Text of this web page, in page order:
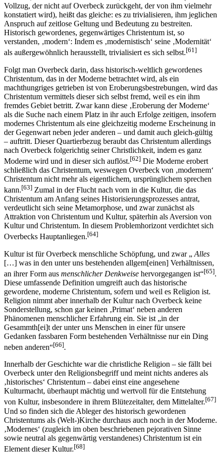
Vollzug, der nicht auf Overbeck zurückgeht, der von ihm vielmehr
konstatiert wird), heißt das gleiche: es zu trivialisieren, ihm jeglichen
Anspruch auf zeitlose Geltung und Bedeutung zu bestreiten.
Historisch gewordenes, gegenwärtiges Christentum ist, so
verstanden, ‚modern‘: Indem es ‚modernistisch‘ seine ‚Modernität‘
als außergewöhnlich herausstellt, trivialisiert es sich selbst.[61]
Folgt man Overbeck darin, dass historisch-weltlich gewordenes
Christentum, das in der Moderne betrachtet wird, als ein
machthungriges getrieben ist von Eroberungsbestrebungen, wird das
Christentum vermittels dieser sich selbst fremd, weil es ein ihm
fremdes Gebiet betritt. Zwar kann diese ‚Eroberung der Moderne‘
als die Suche nach einem Platz in ihr auch Erfolge zeitigen, insofern
modernes Christentum als eine gleichzeitig moderne Erscheinung in
der Gegenwart neben jeder anderen – und damit auch gleich-gültig
– auftritt. Dieser Quartierbezug beraubt das Christentum allerdings
nach Overbeck folgerichtig seiner Christlichkeit, indem es ganz
Moderne wird und in dieser sich auflöst.[62] Die Moderne erobert
schließlich das Christentum, weswegen Overbeck von ‚modernem‘
Christentum nicht mehr als eigentlichem, ursprünglichem sprechen
kann.[63] Zumal in der Flucht nach vorn in die Kultur, die das
Christentum am Anfang seines Historisierungsprozesses antrat,
verdeutlicht sich seine Metamorphose, und zwar zunächst als
Attraktion von Christentum und Kultur, späterhin als Aversion von
Kultur und Christentum. In diesem Problemhorizont verdichtet sich
Overbecks Hauptanliegen.[64]
Kultur ist für Overbeck menschliche Schöpfung, und zwar „ Alles
[…] was in den unter uns bestehenden allgem[einen] Verhältnissen,
an ihrer Form aus menschlicher Denkweise hervorgegangen ist“[65].
Diese umfassende Definition umgreift auch das historische
gewordene, moderne Christentum, sofern und weil es Religion ist.
Religion nimmt aber innerhalb der Kultur nach Overbeck keine
Sonderstellung, schon gar keinen ‚Primat‘ neben anderen
Phänomenen menschlicher Erfahrung ein. Sie ist „in der
Gesammth[ei]t der unter uns Menschen in einer für unsere
Gedanken fassbaren Form bestehenden Verhältnisse nur ein Ding
neben anderen“[66].
Innerhalb der Geschichte war die christliche Religion – sie fällt bei
Overbeck unter den Religionsbegriff und meint nichts anderes als
‚historisches‘ Christentum – dabei einst eine angesehene
Kulturmacht, überhaupt mächtig und wertvoll für die Entstehung
von Kultur, insbesondere in ihrem Blütezeitalter, dem Mittelalter.[67]
Und so finden sich die Ableger des historisch gewordenen
Christentums als (Welt-)Kirche durchaus auch noch in der Moderne.
‚Modernes‘ (zugleich im oben beschriebenen pejorativen Sinne
sowie neutral als gegenwärtig verstandenes) Christentum ist ein
Element dieser Kultur.[68]